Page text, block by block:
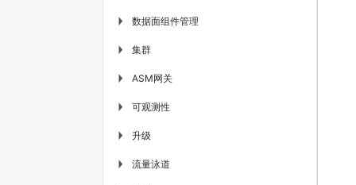
▶ 数据面组件管理
▶ 集群
▶ ASM网关
▶ 可观测性
▶ 升级
▶ 流量泳道